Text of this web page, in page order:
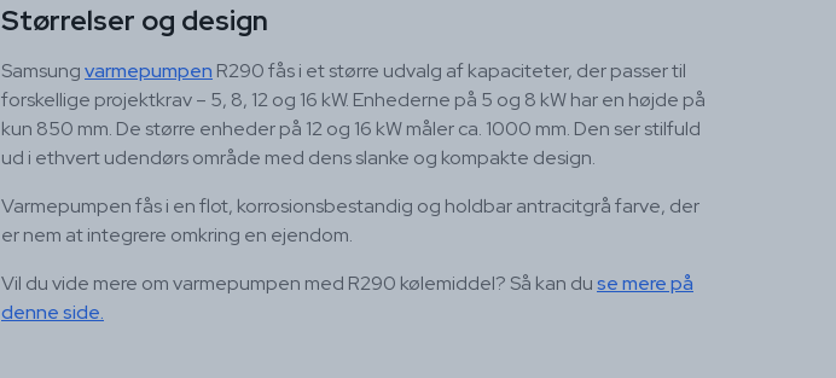
Størrelser og design
Samsungvarmepumpen R290 fås i et større udvalg af kapaciteter, der passer til
forskellige projektkrav – 5, 8, 12 og 16 kW. Enhederne på 5 og 8 kW har en højde på
kun 850 mm. De større enheder på 12 og 16 kW måler ca. 1000 mm. Den ser stilfuld
ud i ethvert udendørs område med dens slanke og kompakte design.
Varmepumpen fås i en flot, korrosionsbestandig og holdbar antracitgrå farve, der
er nem at integrere omkring en ejendom.
Vil du vide mere om varmepumpen med R290 kølemiddel? Så kan duse mere på
denne side.